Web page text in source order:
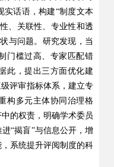
实话语，构建“制度文本
、关联性、专业性和透
与问题。研究发现，当
门槛过高、专家匹配错
此，提出三方面优化建
评审指标体系，建立专
构多元主体协同治理格
的权责，明确学术委员
进“揭盲”与信息公开，增
系统提升评阅制度的科